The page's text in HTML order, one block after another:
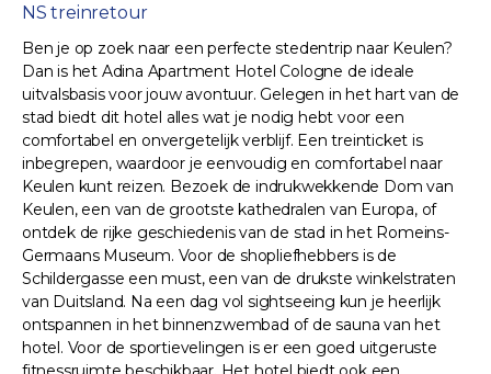
NS treinretour
Ben je op zoek naar een perfecte stedentrip naar Keulen?
Dan is het Adina Apartment Hotel Cologne de ideale
uitvalsbasis voor jouw avontuur. Gelegen in het hart van de
stad biedt dit hotel alles wat je nodig hebt voor een
comfortabel en onvergetelijk verblijf. Een treinticket is
inbegrepen, waardoor je eenvoudig en comfortabel naar
Keulen kunt reizen. Bezoek de indrukwekkende Dom van
Keulen, een van de grootste kathedralen van Europa, of
ontdek de rijke geschiedenis van de stad in het Romeins-
Germaans Museum. Voor de shopliefhebbers is de
Schildergasse een must, een van de drukste winkelstraten
van Duitsland. Na een dag vol sightseeing kun je heerlijk
ontspannen in het binnenzwembad of de sauna van het
hotel. Voor de sportievelingen is er een goed uitgeruste